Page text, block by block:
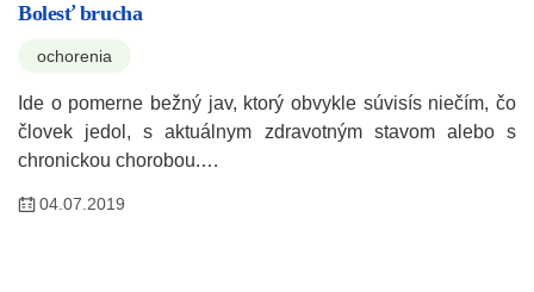
Bolesť brucha
ochorenia
Ide o pomerne bežný jav, ktorý obvykle súvisís niečím, čo
človek jedol, s aktuálnym zdravotným stavom alebo s
chronickou chorobou.…
04.07.2019